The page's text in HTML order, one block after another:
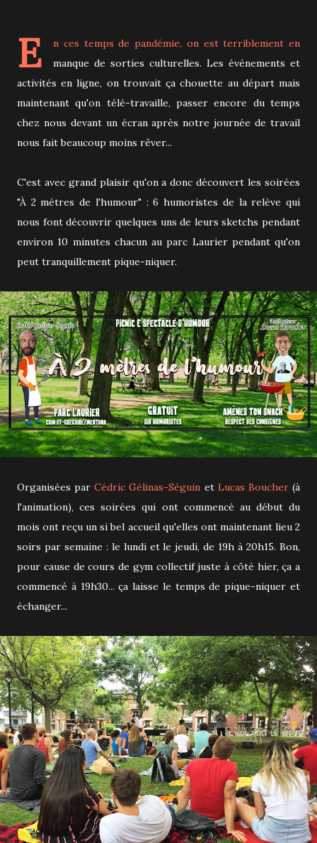
E
n ces temps de pandémie, on est terriblement en
manque de sorties culturelles. Les événements et
activités en ligne, on trouvait ça chouette au départ mais
maintenant qu'on télé-travaille, passer encore du temps
chez nous devant un écran après notre journée de travail
nous fait beaucoup moins rêver...
C'est avec grand plaisir qu'on a donc découvert les soirées
"À 2 mètres de l'humour" : 6 humoristes de la relève qui
nous font découvrir quelques uns de leurs sketchs pendant
environ 10 minutes chacun au parc Laurier pendant qu'on
peut tranquillement pique-niquer.
Organisées parCédric Gélinas-Séguin et Lucas Boucher(à
l'animation), ces soirées qui ont commencé au début du
mois ont reçu un si bel accueil qu'elles ont maintenant lieu 2
soirs par semaine : le lundi et le jeudi, de 19h à 20h15. Bon,
pour cause de cours de gym collectif juste à côté hier, ça a
commencé à 19h30... ça laisse le temps de pique-niquer et
échanger...